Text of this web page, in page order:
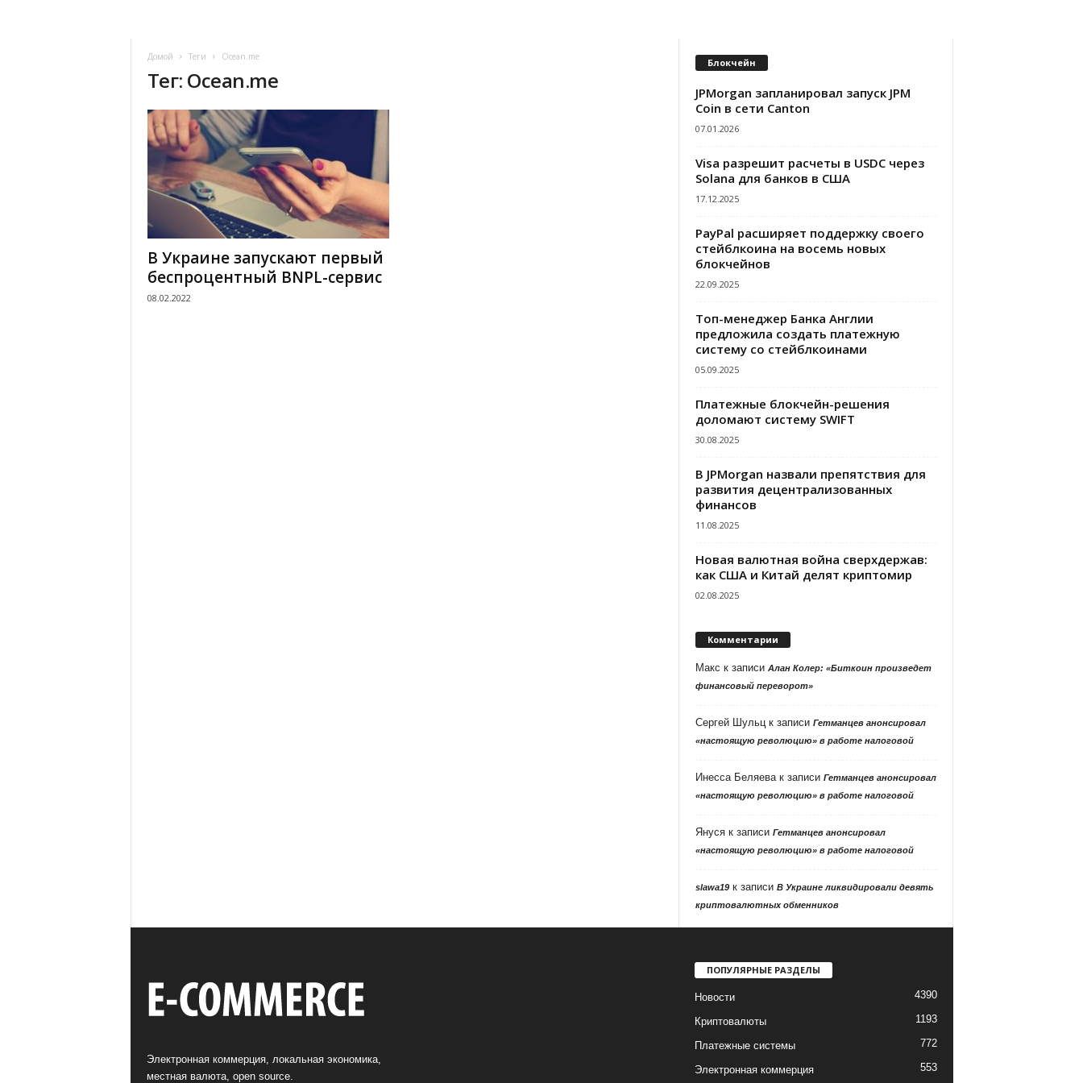
Домой Теги Ocean.me
Тег: Ocean.me
В Украине запускают первый
беспроцентный BNPL-сервис
08.02.2022
Блокчейн
JPMorgan запланировал запуск JPM
Coin в сети Canton
07.01.2026
Visa разрешит расчеты в USDC через
Solana для банков в США
17.12.2025
PayPal расширяет поддержку своего
стейблкоина на восемь новых
блокчейнов
22.09.2025
Топ-менеджер Банка Англии
предложила создать платежную
систему со стейблкоинами
05.09.2025
Платежные блокчейн-решения
доломают систему SWIFT
30.08.2025
В JPMorgan назвали препятствия для
развития децентрализованных
финансов
11.08.2025
Новая валютная война сверхдержав:
как США и Китай делят криптомир
02.08.2025
Комментарии
Макс к записи Алан Колер: «Биткоин произведет
финансовый переворот»
Сергей Шульцк записи Гетманцев анонсировал
«настоящую революцию» в работе налоговой
Инесса Беляевак записи Гетманцев анонсировал
«настоящую революцию» в работе налоговой
Янусяк записи Гетманцев анонсировал
«настоящую революцию» в работе налоговой
slawa19к записи В Украине ликвидировали девять
криптовалютных обменников
Электронная коммерция, локальная экономика,
местная валюта, open source.
ПОПУЛЯРНЫЕ РАЗДЕЛЫ
Новости 4390
Криптовалюты 1193
Платежные системы 772
Электронная коммерция 553